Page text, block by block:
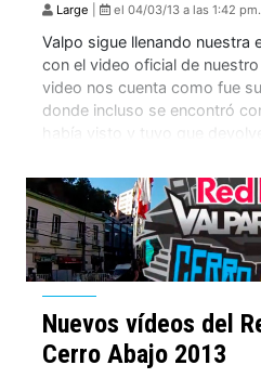
Large el 04/03/13 a las 1:42 pm.
Valpo sigue llenando nuestra
con el video oficial de
video nos cuenta como fue
donde incluso se encontró
había visto y tuvo que
Nuevos vídeos del
Cerro Abajo 2013